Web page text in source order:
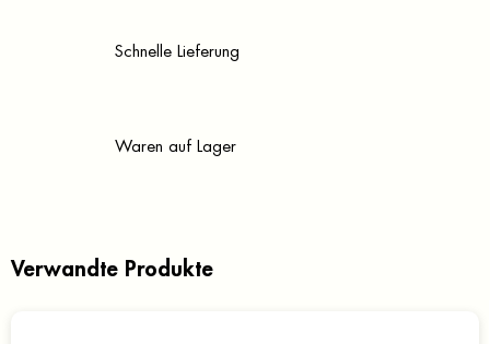
Schnelle Lieferung
Waren auf Lager
Verwandte Produkte